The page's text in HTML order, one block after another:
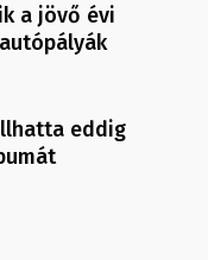
a jövő évi
eddig